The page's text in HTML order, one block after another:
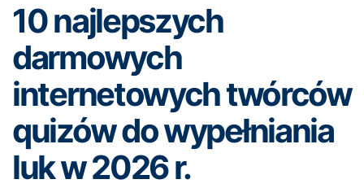
10 najlepszych
darmowych
internetowych twórców
quizów do wypełniania
luk w 2026 r.